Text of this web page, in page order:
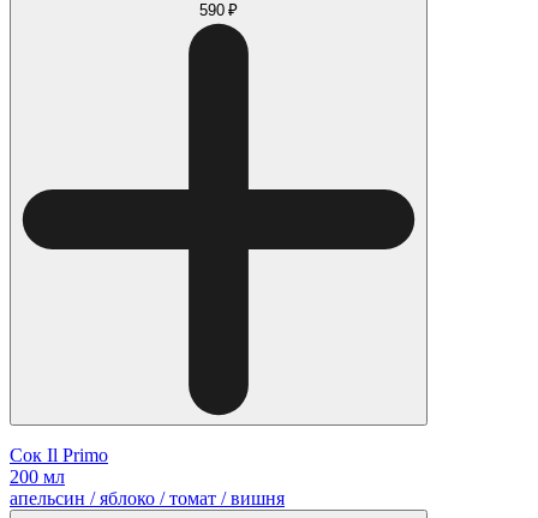
590 ₽
Сок Il Primo
200 мл
апельсин / яблоко / томат / вишня